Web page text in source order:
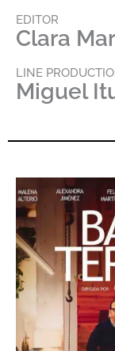
EDITOR
Clara
LINE
Miguel